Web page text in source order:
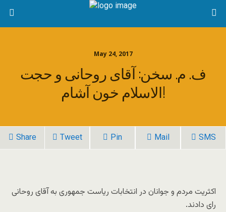
May 24, 2017
ف. م. سخن: آقاى روحانى و حجت
الاسلام خون آشام!
Share Tweet Pin Mail SMS
اکثریت مردم و جوانان در انتخابات ریاست جمهورى به آقاى روحانى
راى دادند.